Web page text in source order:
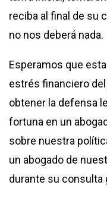
reciba al final de su
no nos deberá nada.
Esperamos que
estrés financiero
obtener la defensa
fortuna en un
sobre nuestra
un abogado de
durante su consulta